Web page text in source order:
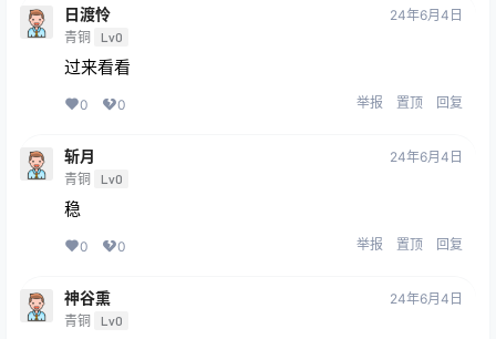
日渡怜
青铜 Lv0
24年6月4日
过来看看
0 0 举报 置顶 回复
斩月
青铜 Lv0
24年6月4日
稳
0 0 举报 置顶 回复
神谷熏
青铜 Lv0
24年6月4日